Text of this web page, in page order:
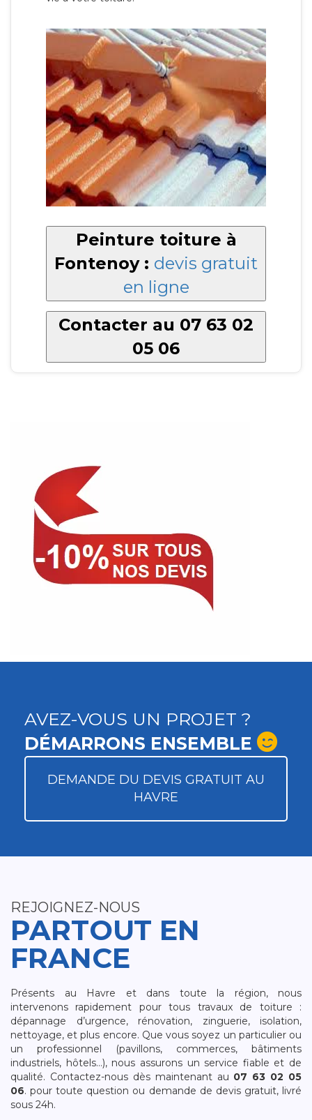
Peinture toiture à
Fontenoy : devis gratuit
en ligne
Contacter au 07 63 02
05 06
AVEZ-VOUS UN PROJET ?
DÉMARRONS ENSEMBLE
DEMANDE DU DEVIS GRATUIT AU
HAVRE
REJOIGNEZ-NOUS
PARTOUT EN
FRANCE
Présents au Havre et dans toute la région, nous
intervenons rapidement pour tous travaux de toiture :
dépannage d’urgence, rénovation, zinguerie, isolation,
nettoyage, et plus encore. Que vous soyez un particulier ou
un professionnel (pavillons, commerces, bâtiments
industriels, hôtels…), nous assurons un service fiable et de
qualité. Contactez-nous dès maintenant au 07 63 02 05
06. pour toute question ou demande de devis gratuit, livré
sous 24h.